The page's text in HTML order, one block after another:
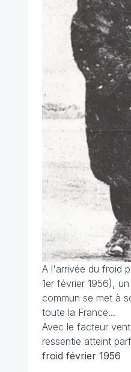
A l'arrivée du froid
1er février 1956),
commun se met à
toute la France...
Avec le facteur
ressentie atteint
froid février 1956